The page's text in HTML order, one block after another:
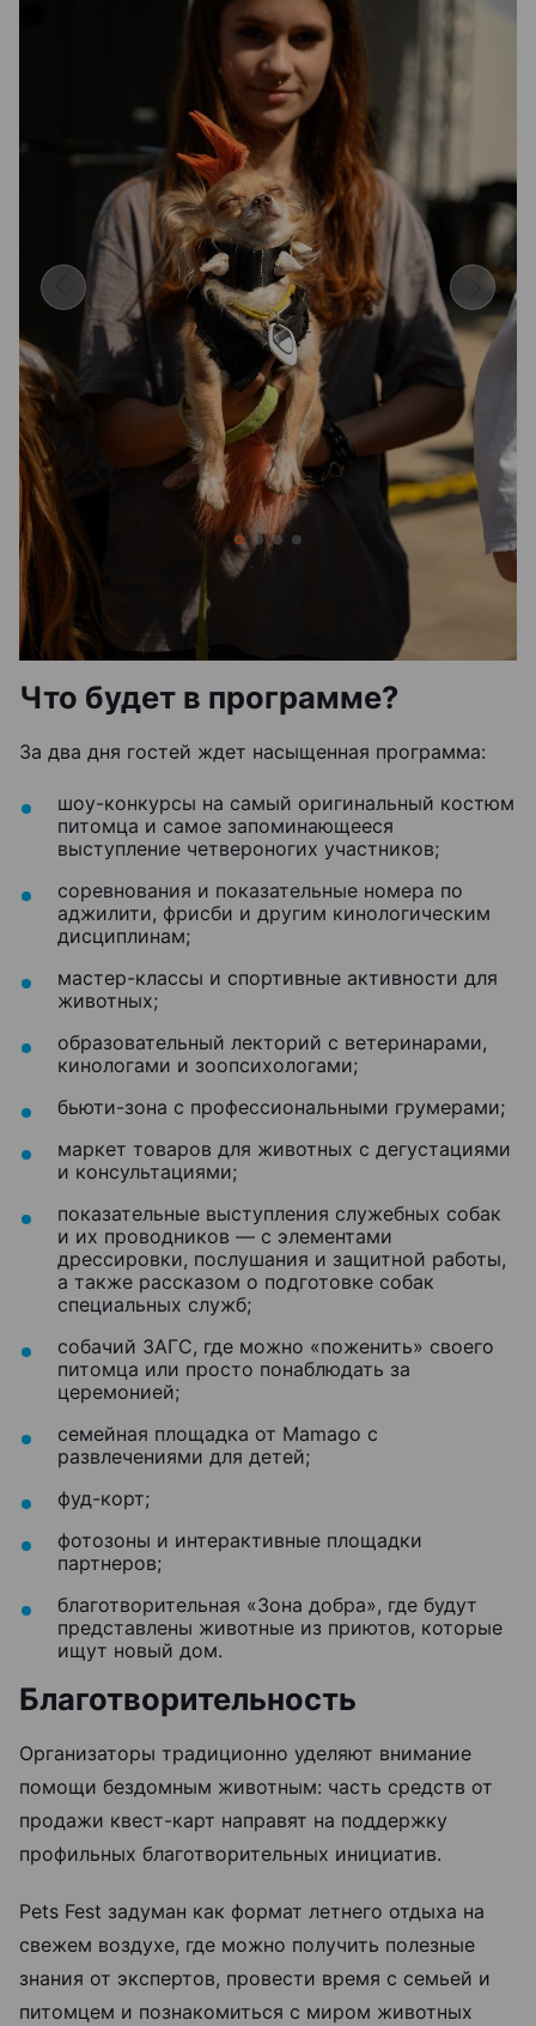
Что будет в программе?
За два дня гостей ждет насыщенная программа:
шоу-конкурсы на самый оригинальный костюм
питомца и самое запоминающееся
выступление четвероногих участников;
соревнования и показательные номера по
аджилити, фрисби и другим кинологическим
дисциплинам;
мастер-классы и спортивные активности для
животных;
образовательный лекторий с ветеринарами,
кинологами и зоопсихологами;
бьюти-зона с профессиональными грумерами;
маркет товаров для животных с дегустациями
и консультациями;
показательные выступления служебных собак
и их проводников — с элементами
дрессировки, послушания и защитной работы,
а также рассказом о подготовке собак
специальных служб;
собачий ЗАГС, где можно «поженить» своего
питомца или просто понаблюдать за
церемонией;
семейная площадка от Mamago с
развлечениями для детей;
фуд-корт;
фотозоны и интерактивные площадки
партнеров;
благотворительная «Зона добра», где будут
представлены животные из приютов, которые
ищут новый дом.
Благотворительность
Организаторы традиционно уделяют внимание
помощи бездомным животным: часть средств от
продажи квест-карт направят на поддержку
профильных благотворительных инициатив.
Pets Fest задуман как формат летнего отдыха на
свежем воздухе, где можно получить полезные
знания от экспертов, провести время с семьей и
питомцем и познакомиться с миром животных